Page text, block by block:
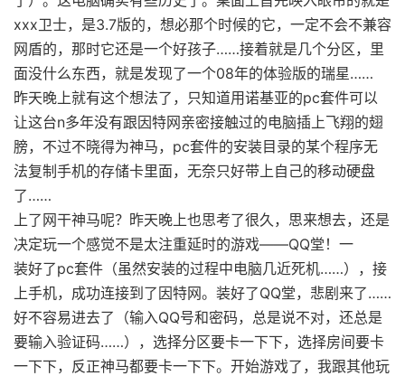
xxx卫士，是3.7版的，想必那个时候的它，一定不会不兼容
网盾的，那时它还是一个好孩子……接着就是几个分区，里
面没什么东西，就是发现了一个08年的体验版的瑞星……
昨天晚上就有这个想法了，只知道用诺基亚的pc套件可以
让这台n多年没有跟因特网亲密接触过的电脑插上飞翔的翅
膀，不过不晓得为神马，pc套件的安装目录的某个程序无
法复制手机的存储卡里面，无奈只好带上自己的移动硬盘
了……
上了网干神马呢？昨天晚上也思考了很久，思来想去，还是
决定玩一个感觉不是太注重延时的游戏——QQ堂！一
装好了pc套件（虽然安装的过程中电脑几近死机……），接
上手机，成功连接到了因特网。装好了QQ堂，悲剧来了……
好不容易进去了（输入QQ号和密码，总是说不对，还总是
要输入验证码……），选择分区要卡一下下，选择房间要卡
一下下，反正神马都要卡一下下。开始游戏了，我跟其他玩